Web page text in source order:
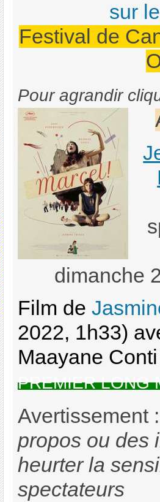
sur
Festival de
Pour agrandir
dimanche
Film de
2022, 1h33)
Maayane
PREMIER LONG
Avertissement
propos ou des
heurter la
spectateurs